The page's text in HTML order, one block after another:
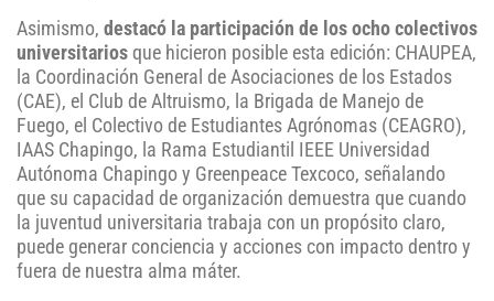
Asimismo, destacó la participación de los ocho colectivos
universitarios que hicieron posible esta edición: CHAUPEA,
la Coordinación General de Asociaciones de los Estados
(CAE), el Club de Altruismo, la Brigada de Manejo de
Fuego, el Colectivo de Estudiantes Agrónomas (CEAGRO),
IAAS Chapingo, la Rama Estudiantil IEEE Universidad
Autónoma Chapingo y Greenpeace Texcoco, señalando
que su capacidad de organización demuestra que cuando
la juventud universitaria trabaja con un propósito claro,
puede generar conciencia y acciones con impacto dentro y
fuera de nuestra alma máter.